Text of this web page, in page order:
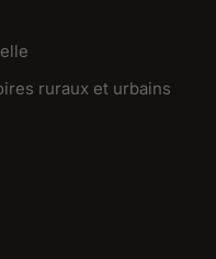
ruraux et urbains